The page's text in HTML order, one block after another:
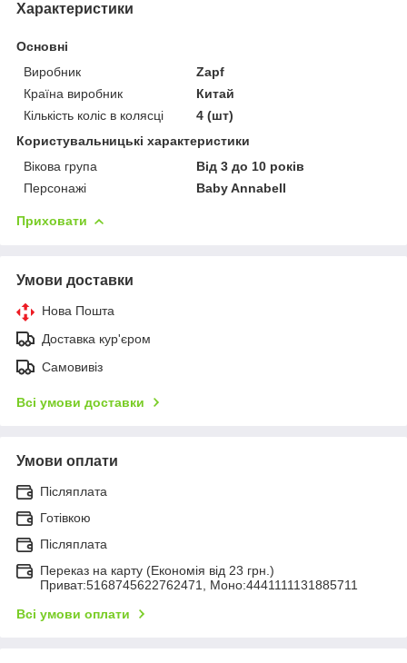
Характеристики
Основні
Виробник
Zapf
Країна виробник
Китай
Кількість коліс в колясці
4 (шт)
Користувальницькі характеристики
Вікова група
Від 3 до 10 років
Персонажі
Baby Annabell
Приховати
Умови доставки
Нова Пошта
Доставка кур'єром
Самовивіз
Всі умови доставки
Умови оплати
Післяплата
Готівкою
Післяплата
Переказ на карту (Економія від 23 грн.)
Приват:5168745622762471, Моно:4441111131885711
Всі умови оплати